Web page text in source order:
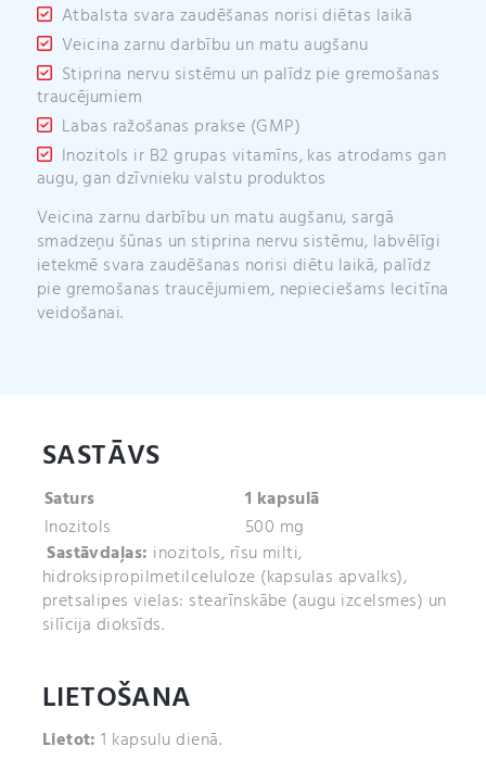
Atbalsta svara zaudēšanas norisi diētas laikā
Veicina zarnu darbību un matu augšanu
Stiprina nervu sistēmu un palīdz pie gremošanas
traucējumiem
Labas ražošanas prakse (GMP)
Inozitols ir B2 grupas vitamīns, kas atrodams gan
augu, gan dzīvnieku valstu produktos
Veicina zarnu darbību un matu augšanu, sargā
smadzeņu šūnas un stiprina nervu sistēmu, labvēlīgi
ietekmē svara zaudēšanas norisi diētu laikā, palīdz
pie gremošanas traucējumiem, nepieciešams lecitīna
veidošanai.
SASTĀVS
Saturs
1 kapsulā
Inozitols
500 mg
Sastāvdaļas: inozitols, rīsu milti,
hidroksipropilmetilceluloze (kapsulas apvalks),
pretsalipes vielas: stearīnskābe (augu izcelsmes) un
silīcija dioksīds.
LIETOŠANA
Lietot: 1 kapsulu dienā.